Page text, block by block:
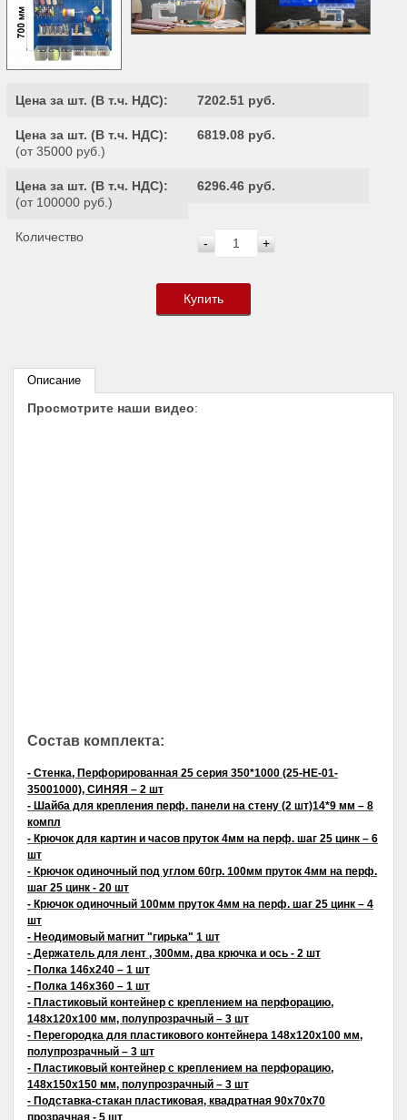
Цена за шт. (В т.ч. НДС): 7202.51 руб.
Цена за шт. (В т.ч. НДС):
(от 35000 руб.)
6819.08 руб.
Цена за шт. (В т.ч. НДС):
(от 100000 руб.)
6296.46 руб.
Количество - +
Купить
Описание
Просмотрите наши видео:
Состав комплекта:
- Стенка, Перфорированная 25 серия 350*1000 (25-НЕ-01-
35001000), СИНЯЯ – 2 шт
- Шайба для крепления перф. панели на стену (2 шт)14*9 мм – 8
компл
- Крючок для картин и часов пруток 4мм на перф. шаг 25 цинк – 6
шт
- Крючок одиночный под углом 60гр. 100мм пруток 4мм на перф.
шаг 25 цинк - 20 шт
- Крючок одиночный 100мм пруток 4мм на перф. шаг 25 цинк – 4
шт
- Неодимовый магнит "гирька" 1 шт
- Держатель для лент , 300мм, два крючка и ось - 2 шт
- Полка 146х240 – 1 шт
- Полка 146х360 – 1 шт
- Пластиковый контейнер с креплением на перфорацию,
148х120х100 мм, полупрозрачный – 3 шт
- Перегородка для пластикового контейнера 148х120х100 мм,
полупрозрачный – 3 шт
- Пластиковый контейнер с креплением на перфорацию,
148х150х150 мм, полупрозрачный – 3 шт
- Подставка-стакан пластиковая, квадратная 90х70х70
прозрачная - 5 шт